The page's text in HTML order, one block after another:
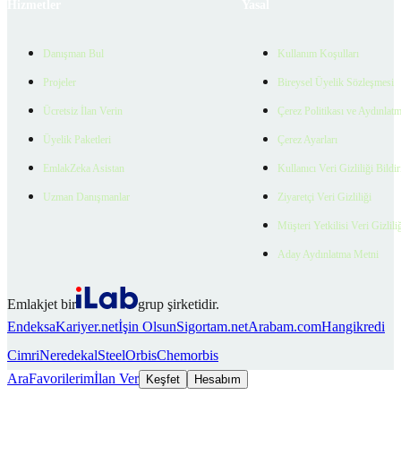
Danışman Bul
Projeler
Ücretsiz İlan Verin
Üyelik Paketleri
EmlakZeka Asistan
Uzman Danışmanlar
Kullanım Koşulları
Bireysel Üyelik Sözleşmesi
Çerez Politikası ve
Çerez Ayarları
Kullanıcı Veri Gizliliği
Ziyaretçi Veri Gizliliği
Müşteri Yetkilisi Veri
Aday Aydınlatma Metni
Emlakjet bir
grup şirketidir.
EndeksaKariyer.netİşin OlsunSigortam.netArabam.comHangikredi
CimriNeredekalSteelOrbisChemorbis
AraFavorilerimİlan Ver Keşfet Hesabım